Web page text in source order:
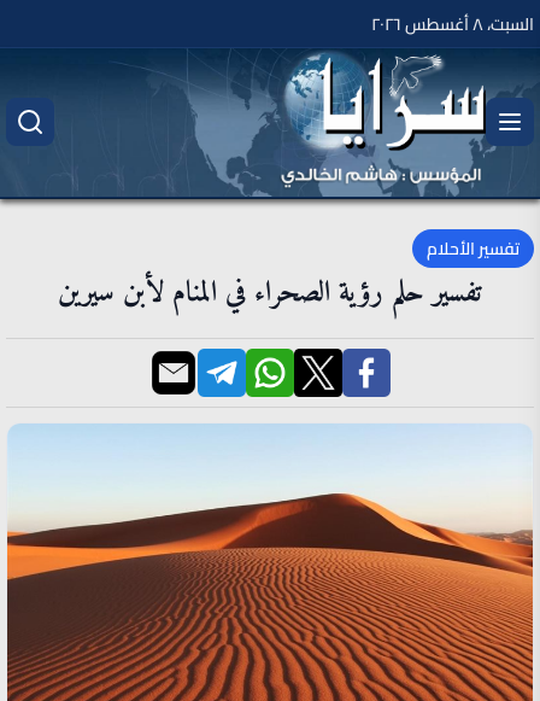
السبت، ٨ أغسطس ٢٠٢٦
تفسير الأحلام
تفسير حلم رؤية الصحراء في المنام لأبن سيرين